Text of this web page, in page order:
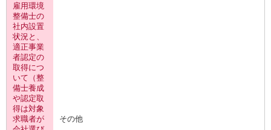
雇用環境
整備士の
社内設置
状況と、
適正事業
者認定の
取得につ
いて（整
備士養成
や認定取
得は対象
求職者が
その他